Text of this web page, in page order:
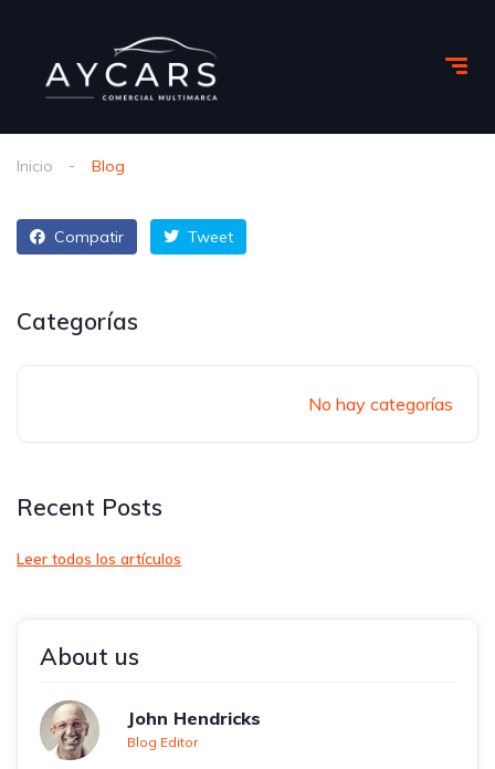
Inicio Blog
Compatir Tweet
Categorías
No hay categorías
Recent Posts
Leer todos los artículos
About us
John Hendricks
Blog Editor